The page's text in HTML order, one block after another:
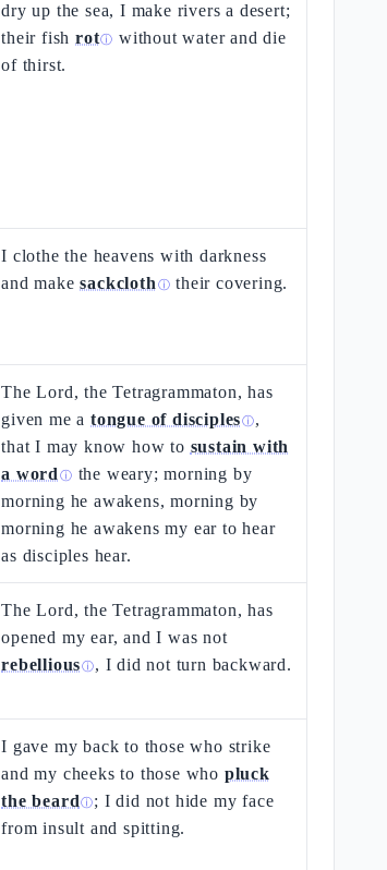
dry up the sea, I make rivers a desert;
their fishrotⓘ without water and die
of thirst.
I clothe the heavens with darkness
and makesackcloth ⓘ their covering.
The Lord, the Tetragrammaton, has
given me atongue of disciplesⓘ,
that I may know how to sustain with
a word ⓘ the weary; morning by
morning he awakens, morning by
morning he awakens my ear to hear
as disciples hear.
The Lord, the Tetragrammaton, has
opened my ear, and I was not
rebelliousⓘ, I did not turn backward.
I gave my back to those who strike
and my cheeks to those who pluck
the beard ⓘ; I did not hide my face
from insult and spitting.